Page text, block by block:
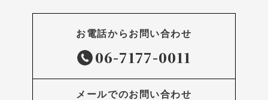
お電話からお問い合わせ
06-7177-0011
メールでのお問い合わせ